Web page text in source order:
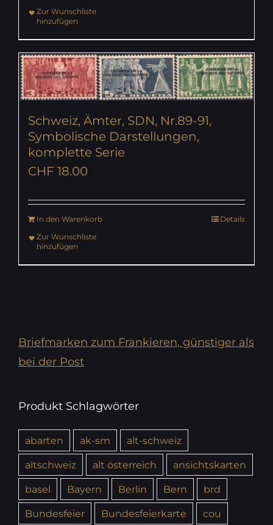
Zur Wunschliste
hinzufügen
Schweiz, Ämter, SDN, Nr.89-91,
Symbolische Darstellungen,
komplette Serie
CHF 18.00
In den Warenkorb
Details
Zur Wunschliste
hinzufügen
Briefmarken zum Frankieren, günstiger als
bei der Post
Produkt Schlagwörter
abarten ak-sm
alt-schweiz
altschweiz
alt österreich
ansichtskarten
basel
Bayern Berlin Bern
brd
Bundesfeier
Bundesfeierkarte
cou